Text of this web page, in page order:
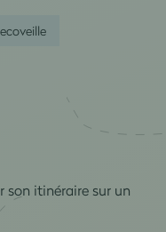
son itinéraire sur un
ecoveille